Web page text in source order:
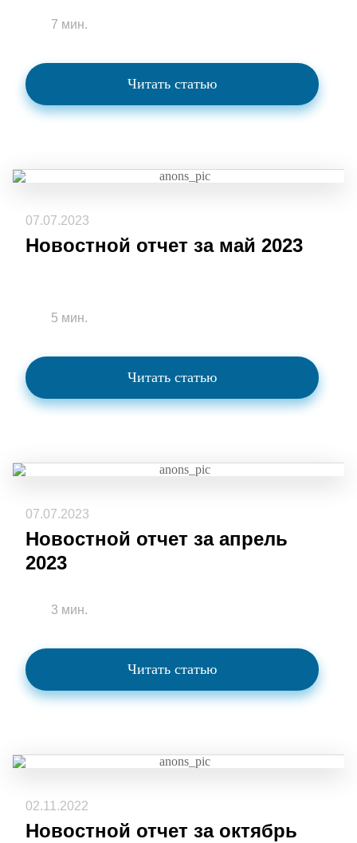
7 мин.
Читать статью
07.07.2023
Новостной отчет за май 2023
5 мин.
Читать статью
07.07.2023
Новостной отчет за апрель
2023
3 мин.
Читать статью
02.11.2022
Новостной отчет за октябрь